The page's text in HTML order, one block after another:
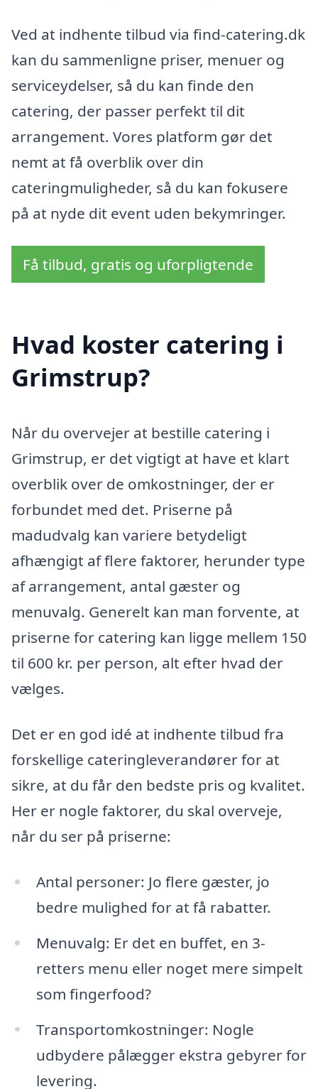
Ved at indhente tilbud via find-catering.dk
kan du sammenligne priser, menuer og
serviceydelser, så du kan finde den
catering, der passer perfekt til dit
arrangement. Vores platform gør det
nemt at få overblik over din
cateringmuligheder, så du kan fokusere
på at nyde dit event uden bekymringer.
Få tilbud, gratis og uforpligtende
Hvad koster catering i
Grimstrup?
Når du overvejer at bestille catering i
Grimstrup, er det vigtigt at have et klart
overblik over de omkostninger, der er
forbundet med det. Priserne på
madudvalg kan variere betydeligt
afhængigt af flere faktorer, herunder type
af arrangement, antal gæster og
menuvalg. Generelt kan man forvente, at
priserne for catering kan ligge mellem 150
til 600 kr. per person, alt efter hvad der
vælges.
Det er en god idé at indhente tilbud fra
forskellige cateringleverandører for at
sikre, at du får den bedste pris og kvalitet.
Her er nogle faktorer, du skal overveje,
når du ser på priserne:
Antal personer: Jo flere gæster, jo
bedre mulighed for at få rabatter.
Menuvalg: Er det en buffet, en 3-
retters menu eller noget mere simpelt
som fingerfood?
Transportomkostninger: Nogle
udbydere pålægger ekstra gebyrer for
levering.